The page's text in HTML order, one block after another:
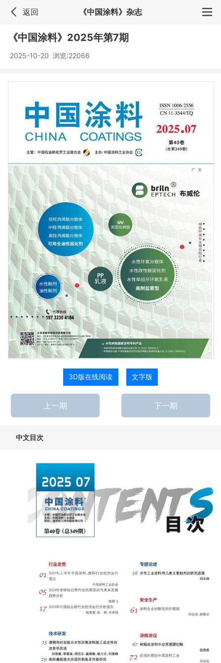
返回 《中国涂料》杂志
《中国涂料》2025年第7期
2025-10-20 浏览:22066
3D版在线阅读 文字版
上一期 下一期
中文目次